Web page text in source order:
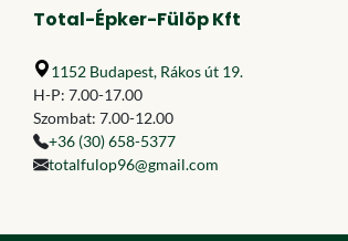
Total-Épker-Fülöp Kft
1152 Budapest, Rákos út 19.
H-P: 7.00-17.00
Szombat: 7.00-12.00
+36 (30) 658-5377
totalfulop96@gmail.com